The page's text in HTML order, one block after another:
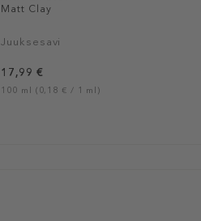
Matt Clay
Juuksesavi
17,99 €
100 ml (0,18 € / 1 ml)